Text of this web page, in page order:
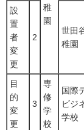
稚
園
設
置
者
変
更
2
世田
稚園
目
的
変
更
3
専
修
学
校
国際
ビジ
学校